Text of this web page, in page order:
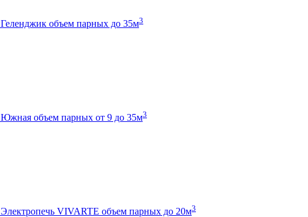
Геленджик объем парных до 35м3
Южная объем парных от 9 до 35м3
Электропечь VIVARTE объем парных до 20м3